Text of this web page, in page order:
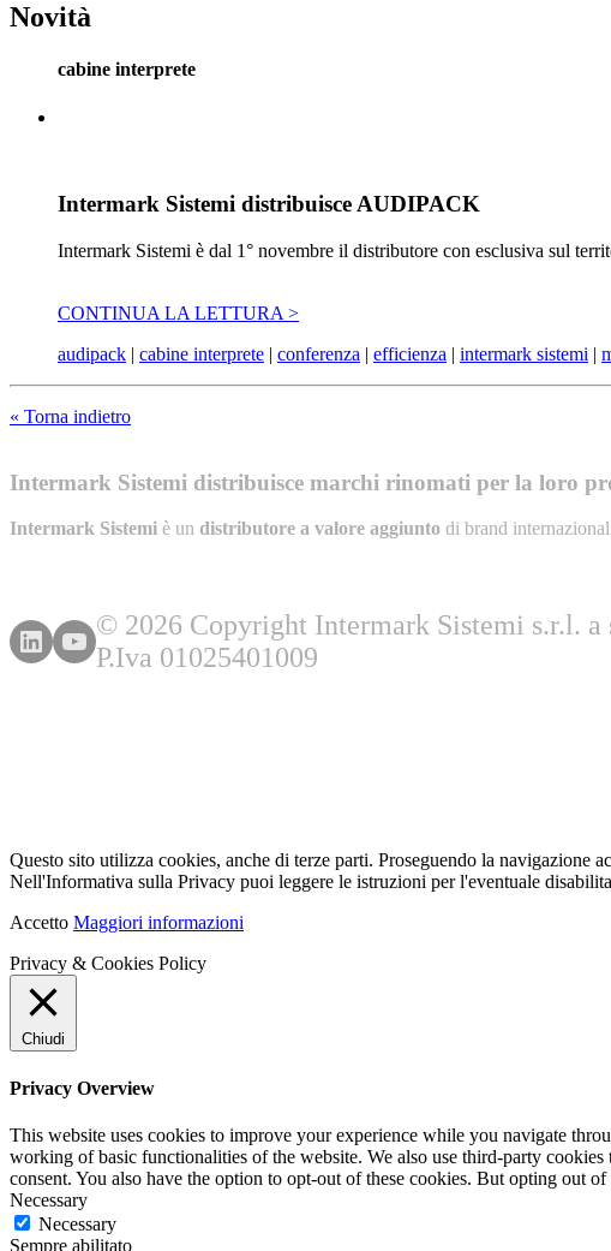
Novità
cabine interprete
Intermark Sistemi distribuisce AUDIPACK
Intermark Sistemi è dal 1° novembre il distributore con esclusiva sul
CONTINUA LA LETTURA >
audipack | cabine interprete | conferenza | efficienza | intermark sistemi |
« Torna indietro
Intermark Sistemi distribuisce marchi rinomati per la loro
Intermark Sistemi è un distributore a valore aggiunto di brand
© 2026 Copyright Intermark Sistemi s.r.l. a
P.Iva 01025401009
Questo sito utilizza cookies, anche di terze parti. Proseguendo la navigazione
Nell'Informativa sulla Privacy puoi leggere le istruzioni per l'eventuale
Accetto Maggiori informazioni
Privacy & Cookies Policy
Chiudi
Privacy Overview
This website uses cookies to improve your experience while you navigate
working of basic functionalities of the website. We also use third-party
consent. You also have the option to opt-out of these cookies. But opting out
Necessary
Necessary
Sempre abilitato